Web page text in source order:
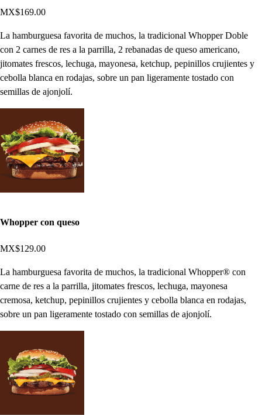
MX$169.00
La hamburguesa favorita de muchos, la tradicional Whopper Doble
con 2 carnes de res a la parrilla, 2 rebanadas de queso americano,
jitomates frescos, lechuga, mayonesa, ketchup, pepinillos crujientes y
cebolla blanca en rodajas, sobre un pan ligeramente tostado con
semillas de ajonjolí.
Whopper con queso
MX$129.00
La hamburguesa favorita de muchos, la tradicional Whopper® con
carne de res a la parrilla, jitomates frescos, lechuga, mayonesa
cremosa, ketchup, pepinillos crujientes y cebolla blanca en rodajas,
sobre un pan ligeramente tostado con semillas de ajonjolí.